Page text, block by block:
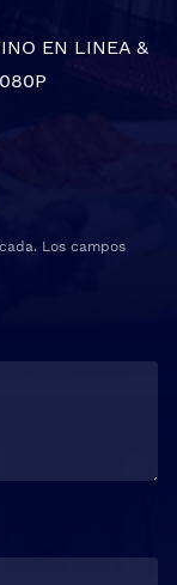
EN LINEA &
Los campos